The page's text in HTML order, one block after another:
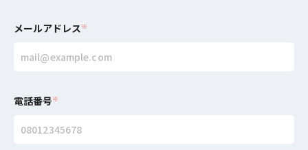
メールアドレス※
電話番号※